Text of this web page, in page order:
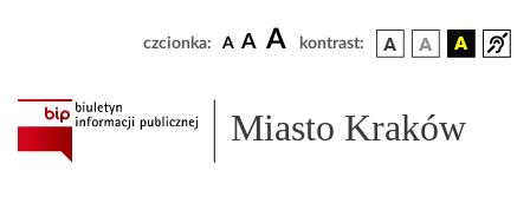
czcionka: A A A kontrast:
Miasto Kraków